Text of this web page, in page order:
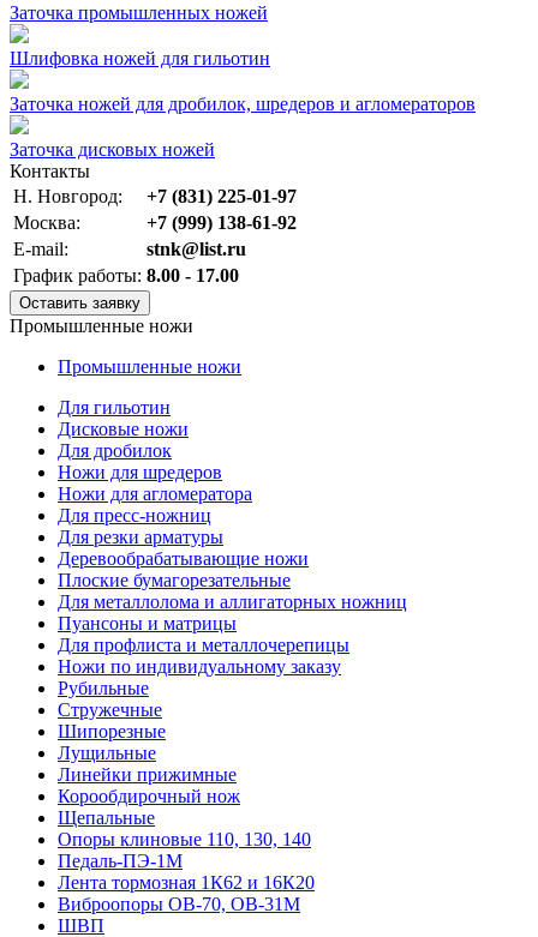
Заточка промышленных ножей
Шлифовка ножей для гильотин
Заточка ножей для дробилок, шредеров и агломераторов
Заточка дисковых ножей
Контакты
Н. Новгород:
+7 (831) 225-01-97
Москва:
+7 (999) 138-61-92
E-mail:
stnk@list.ru
График работы: 8.00 - 17.00
Оставить заявку
Промышленные ножи
Промышленные ножи
Для гильотин
Дисковые ножи
Для дробилок
Ножи для шредеров
Ножи для агломератора
Для пресс-ножниц
Для резки арматуры
Деревообрабатывающие ножи
Плоские бумагорезательные
Для металлолома и аллигаторных ножниц
Пуансоны и матрицы
Для профлиста и металлочерепицы
Ножи по индивидуальному заказу
Рубильные
Стружечные
Шипорезные
Лущильные
Линейки прижимные
Корообдирочный нож
Щепальные
Опоры клиновые 110, 130, 140
Педаль-ПЭ-1М
Лента тормозная 1К62 и 16К20
Виброопоры OB-70, OB-31M
ШВП